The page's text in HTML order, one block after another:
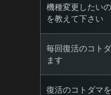
機種変更したい
を教えて下さい
毎回復活のコト
ます
復活のコトダマ